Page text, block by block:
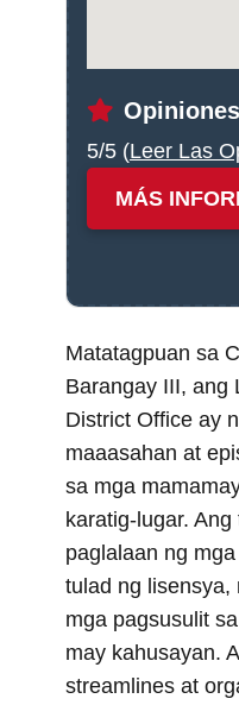
Opiniones
5/5 (Leer Las
MÁS
Matatagpuan sa
Barangay III, ang
District Office ay
maaasahan at
sa mga
karatig-lugar.
paglalaan ng
tulad ng lisensya,
mga pagsusulit
may kahusayan.
streamlines at